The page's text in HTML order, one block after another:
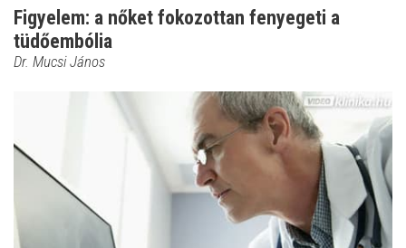
Figyelem: a nőket fokozottan fenyegeti a
tüdőembólia
Dr. Mucsi János